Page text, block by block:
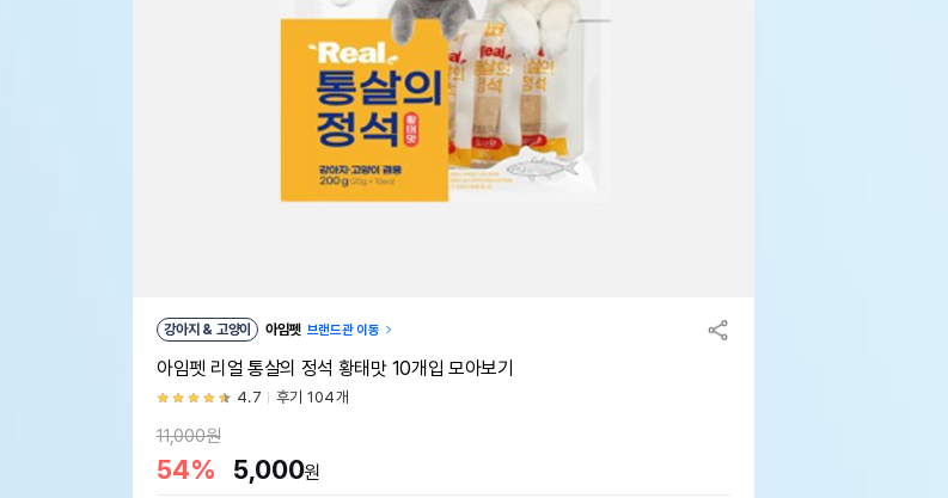
강아지 & 고양이 아임펫 브랜드관 이동
아임펫 리얼 통살의 정석 황태맛 10개입 모아보기
4.7 후기 104개
11,000원
54% 5,000원